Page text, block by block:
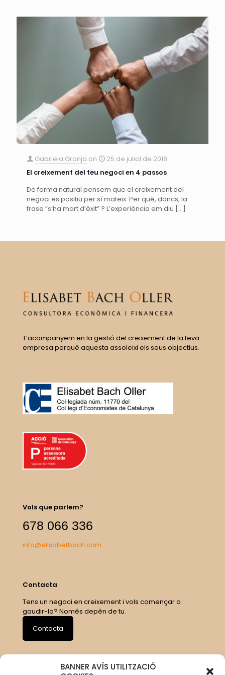
BANNER AVÍS UTILITZACIÓ
Gabriela Granja on
25 de juliol de 2018
El creixement del teu negoci en 4 passos
De forma natural pensem que el creixement del
negoci es positiu per sí mateix. Per què, doncs, la
frase “s’ha mort d’èxit” ? L’experiència em diu […]
T’acompanyem en la gestió del creixement de la teva
empresa perquè aquesta assoleixi els seus objectius.
Vols que parlem?
678 066 336
info@elisabetbach.com
Contacta
Tens un negoci en creixement i vols començar a
gaudir-lo? Només depèn de tu.
Contacta